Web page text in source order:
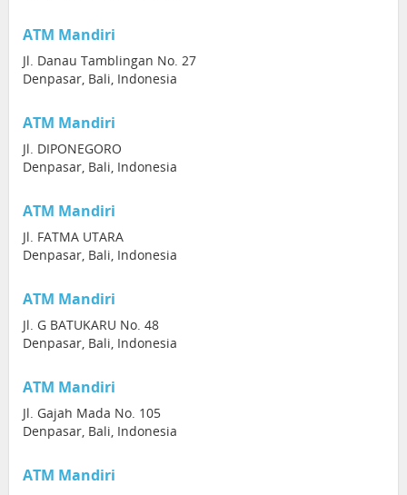
ATM Mandiri
Jl. Danau Tamblingan No. 27
Denpasar, Bali, Indonesia
ATM Mandiri
Jl. DIPONEGORO
Denpasar, Bali, Indonesia
ATM Mandiri
Jl. FATMA UTARA
Denpasar, Bali, Indonesia
ATM Mandiri
Jl. G BATUKARU No. 48
Denpasar, Bali, Indonesia
ATM Mandiri
Jl. Gajah Mada No. 105
Denpasar, Bali, Indonesia
ATM Mandiri